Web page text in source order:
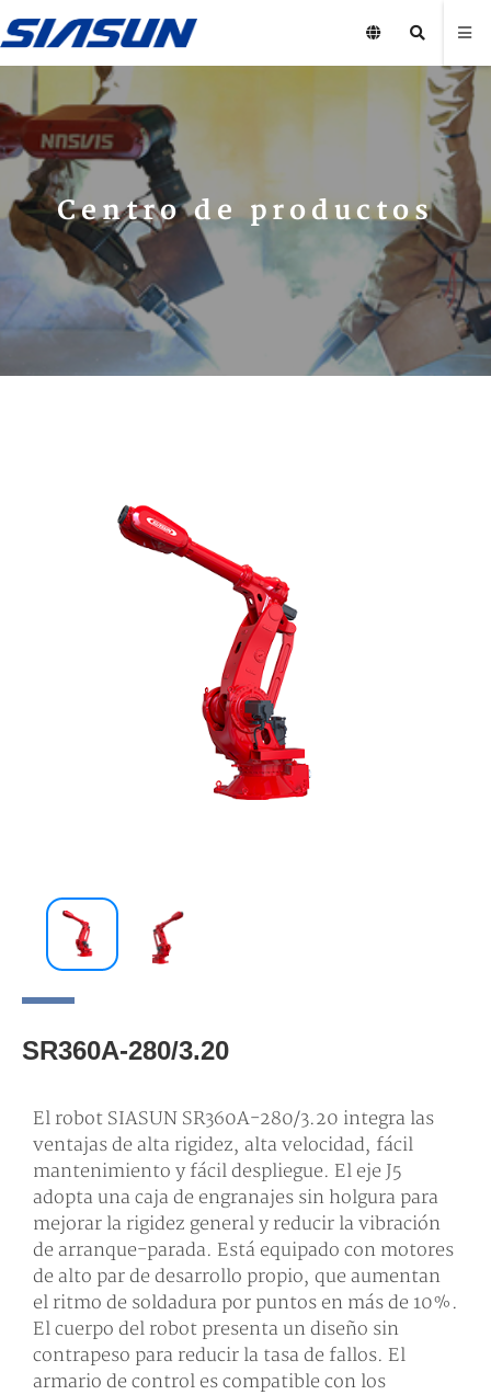
Centro de productos
SR360A-280/3.20
El robot SIASUN SR360A-280/3.20 integra las
ventajas de alta rigidez, alta velocidad, fácil
mantenimiento y fácil despliegue. El eje J5
adopta una caja de engranajes sin holgura para
mejorar la rigidez general y reducir la vibración
de arranque-parada. Está equipado con motores
de alto par de desarrollo propio, que aumentan
el ritmo de soldadura por puntos en más de 10%.
El cuerpo del robot presenta un diseño sin
contrapeso para reducir la tasa de fallos. El
armario de control es compatible con los